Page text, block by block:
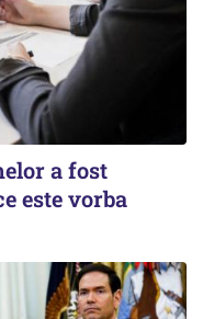
a fost
este vorba